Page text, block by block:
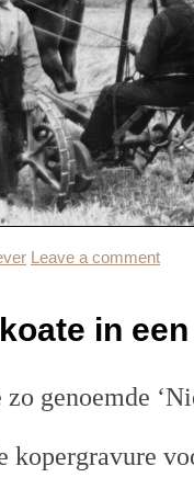
Leave a comment
in
genoemde
kopergravure